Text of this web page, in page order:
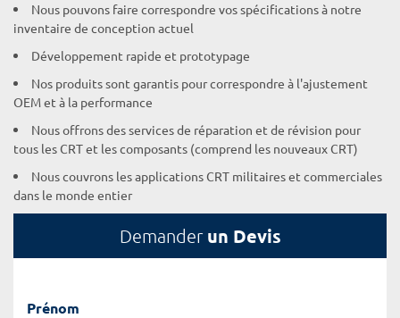
Nous pouvons faire correspondre vos spécifications à notre
inventaire de conception actuel
Développement rapide et prototypage
Nos produits sont garantis pour correspondre à l'ajustement
OEM et à la performance
Nous offrons des services de réparation et de révision pour
tous les CRT et les composants (comprend les nouveaux CRT)
Nous couvrons les applications CRT militaires et commerciales
dans le monde entier
Demander un Devis
Prénom